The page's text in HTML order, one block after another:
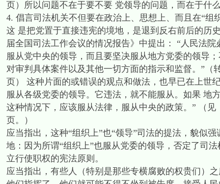
页）所以问题不在于要不要 党领导的问题，而在于什
4. 倡言司法机关不但要在政治上、思想上、而且在“组
这 是把党置于直接违宪的境地，是退到反右前后的历
届全国司法工作会议的情况报告》中提出： “人民法
服从党中央的领导，而且要坚决服从地方党委的领导
对审判具体案件以及其他一切方面的指示和监督。”（
页） 这种片面的或错误的观点和做法，也早已在上世
服从各级党委的领导。它违法，就不能服从。如果 地
这种情况下，应该服从法律，服从中央的政策。” （
页。）
应当指出，这种“组织上”也“领导”司法的提法，貌似
地：因为所谓“组织上”也服从党委的领导，否定了司
立行使职权的宪法原则。
应当指出，有些人（特别是那些专横腐败的权贵们）